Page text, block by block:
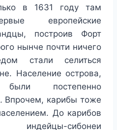
в 1631 году там
европейские
построив Форт
нынче почти ничего
стали селиться
Население острова,
были постепенно
Впрочем, карибы тоже
До карибов
сибонеи